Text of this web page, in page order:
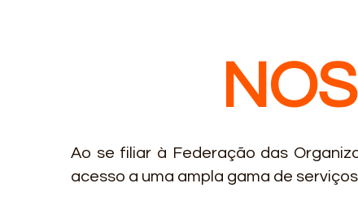
Ao se filiar à Federação das
acesso a uma ampla gama de